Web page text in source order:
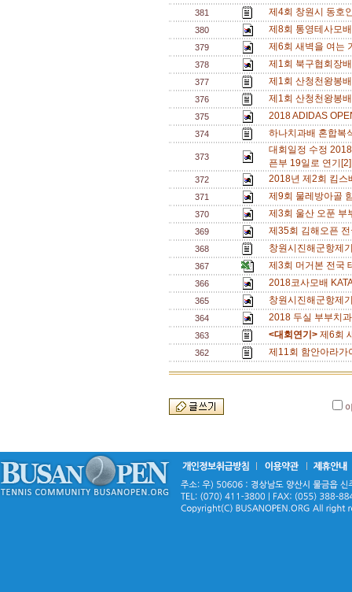
381 제4회 창원시 동호
380 제8회 통영테사모
379 제6회 새벽을 여는
378 제1회 북구협회장
377 제1회 산청천왕봉
376 제1회 산청천왕봉
375 2018 ADIDAS
374 하나치과배 혼합복
373
대회일정 수정
픈부 19일로 연기
372 2018년 제2회 킴
371 제9회 물레방아골
370 제3회 울산 오푼
369 제35회 김해오픈
368 창원시진해군항제
367 제3회 머거본 전국
366 2018코사모배
365 창원시진해군항제
364 2018 두실 부부치
363 <대회연기> 제6회
362 제11회 함안아라